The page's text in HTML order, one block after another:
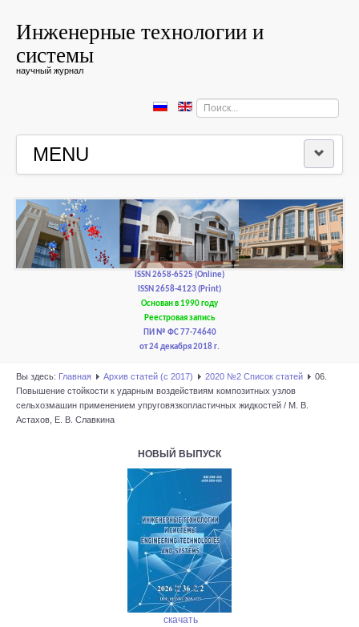
Инженерные технологии и
системы
научный журнал
Искать...
MENU
РЕДКОЛЛЕГИЯ
РЕДАКЦИОННАЯ ПОЛИТИКА И ЭТИКА
ISSN 2658-6525 (Online)
ISSN 2658-4123 (Print)
Основан в 1990 году
Реестровая запись
ПИ № ФС 77-74640
от 24 декабря 2018 г.
Вы здесь: Главная Архив статей (с 2017) 2020 №2 Список статей
06.
Повышение стойкости к ударным воздействиям композитных узлов
сельхозмашин применением упруговязкопластичных жидкостей / М. В.
Астахов, Е. В. Славкина
НОВЫЙ ВЫПУСК
скачать